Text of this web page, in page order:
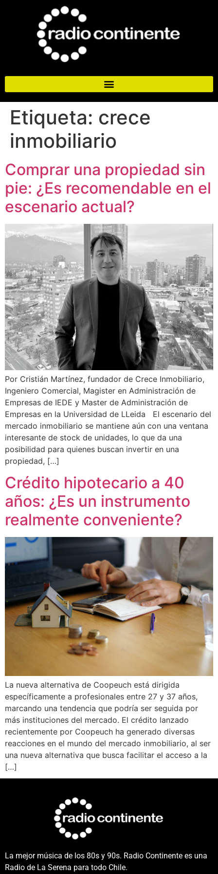
Etiqueta: crece
inmobiliario
Comprar una propiedad sin
pie: ¿Es recomendable en el
escenario actual?
Por Cristián Martínez, fundador de Crece Inmobiliario,
Ingeniero Comercial, Magister en Administración de
Empresas de IEDE y Master de Administración de
Empresas en la Universidad de LLeida El escenario del
mercado inmobiliario se mantiene aún con una ventana
interesante de stock de unidades, lo que da una
posibilidad para quienes buscan invertir en una
propiedad, […]
Crédito hipotecario a 40
años: ¿Es un instrumento
realmente conveniente?
La nueva alternativa de Coopeuch está dirigida
específicamente a profesionales entre 27 y 37 años,
marcando una tendencia que podría ser seguida por
más instituciones del mercado. El crédito lanzado
recientemente por Coopeuch ha generado diversas
reacciones en el mundo del mercado inmobiliario, al ser
una nueva alternativa que busca facilitar el acceso a la
[…]
La mejor música de los 80s y 90s. Radio Continente es una
Radio de La Serena para todo Chile.